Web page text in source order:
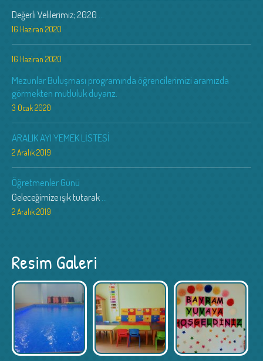
Değerli Velilerimiz; 2020 ...
16 Haziran 2020
16 Haziran 2020
Mezunlar Buluşması programında öğrencilerimizi aramızda
görmekten mutluluk duyarız.
3 Ocak 2020
ARALIK AYI YEMEK LİSTESİ
2 Aralık 2019
Öğretmenler Günü
Geleceğimize ışık tutarak ...
2 Aralık 2019
Resim Galeri